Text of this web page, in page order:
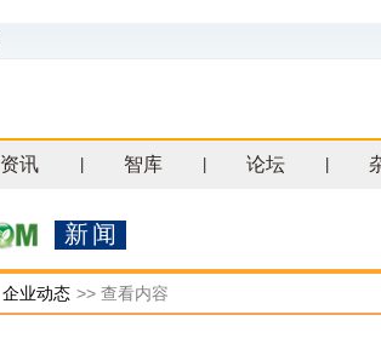
资讯 智库 论坛
新闻
企业动态 >> 查看内容